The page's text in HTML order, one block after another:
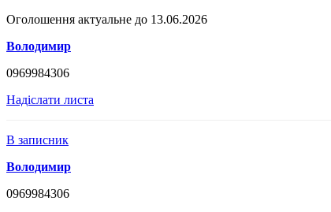
Оголошення актуальне до 13.06.2026
Володимир
0969984306
Надіслати листа
В записник
Володимир
0969984306